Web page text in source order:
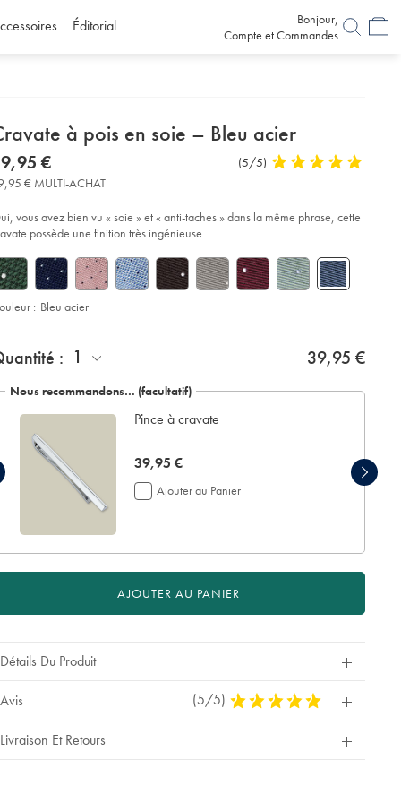
Éditorial
Bonjour,
Compte et Commandes
à pois en soie – Bleu acier
www.charlestyrwhitt.com/fr/cravate-
TIC2113STL.html?
€
Commentaires
(5/5) 5
of
5
€ MULTI-ACHAT
vous avez bien vu « soie » et « anti-taches » dans la même phrase, cette
possède une finition très ingénieuse...
: Bleu acier
: 1 39,95 €
Nous recommandons… (facultatif)
Pince à cravate
now
39,95
€
39,95 €
Ajouter au Panier
AJOUTER AU PANIER
Détails Du Produit
Avis (5/5) 5
Stars
Livraison Et Retours